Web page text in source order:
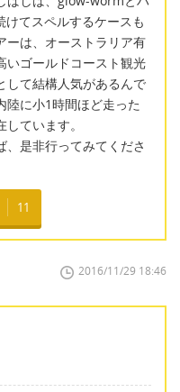
てスペルするケースも
ーは、オーストラリア有
いゴールドコースト観光
して結構人気があるんで
陸に小1時間ほど走った
ています。
、是非行ってみてくださ
11
2016/11/29 18:46